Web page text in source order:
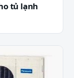
tủ lạnh